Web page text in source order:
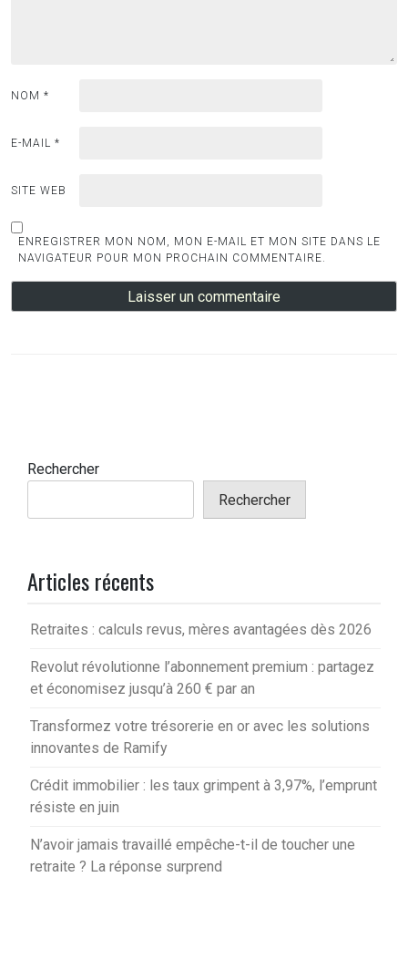
NOM *
E-MAIL *
SITE WEB
ENREGISTRER MON NOM, MON E-MAIL ET MON SITE DANS LE
NAVIGATEUR POUR MON PROCHAIN COMMENTAIRE.
Rechercher
Rechercher
Articles récents
Retraites : calculs revus, mères avantagées dès 2026
Revolut révolutionne l’abonnement premium : partagez
et économisez jusqu’à 260 € par an
Transformez votre trésorerie en or avec les solutions
innovantes de Ramify
Crédit immobilier : les taux grimpent à 3,97%, l’emprunt
résiste en juin
N’avoir jamais travaillé empêche-t-il de toucher une
retraite ? La réponse surprend